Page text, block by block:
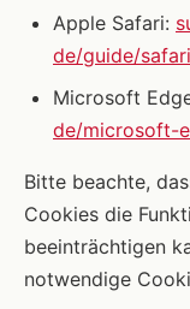
Apple Safari:
de/guide/
Microsoft
de/microsoft-
Bitte beachte,
Cookies die
beeinträchtigen
notwendige